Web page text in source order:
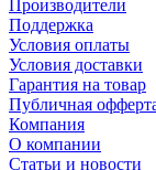
Производители
Поддержка
Условия оплаты
Условия доставки
Гарантия на товар
Публичная
Компания
О компании
Статьи и новости